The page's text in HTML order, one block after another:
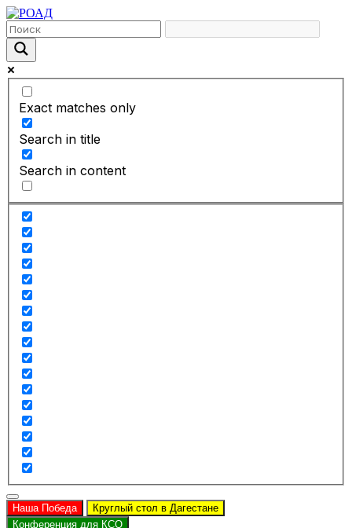
Exact matches only
Search in title
Search in content
Наша Победа
Круглый стол в Дагестане
Конференция для КСО